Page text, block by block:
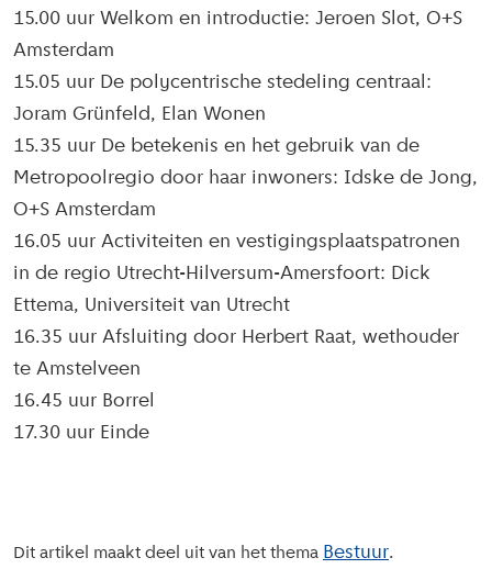
15.00 uur Welkom en introductie: Jeroen Slot, O+S
Amsterdam
15.05 uur De polycentrische stedeling centraal:
Joram Grünfeld, Elan Wonen
15.35 uur De betekenis en het gebruik van de
Metropoolregio door haar inwoners: Idske de Jong,
O+S Amsterdam
16.05 uur Activiteiten en vestigingsplaatspatronen
in de regio Utrecht-Hilversum-Amersfoort: Dick
Ettema, Universiteit van Utrecht
16.35 uur Afsluiting door Herbert Raat, wethouder
te Amstelveen
16.45 uur Borrel
17.30 uur Einde
Dit artikel maakt deel uit van het thema Bestuur